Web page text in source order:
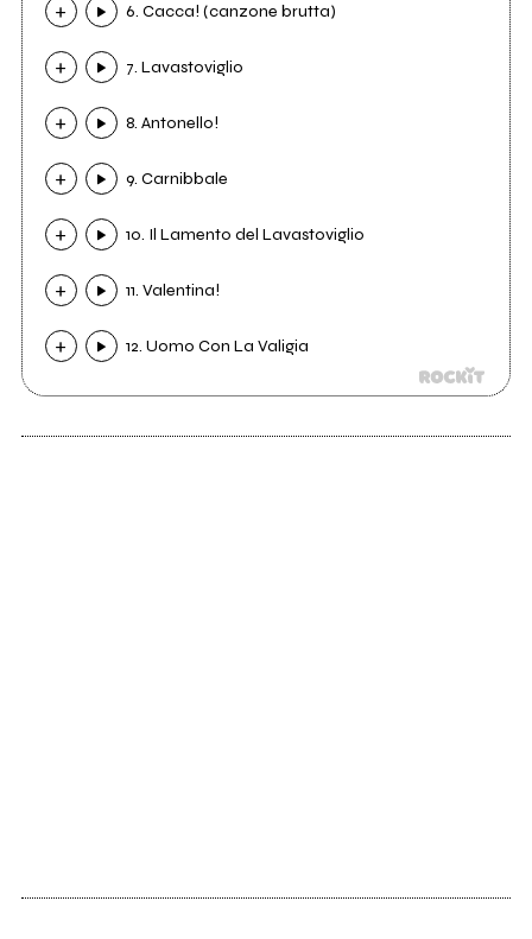
6. Cacca! (canzone brutta)
7. Lavastoviglio
8. Antonello!
9. Carnibbale
10. Il Lamento del Lavastoviglio
11. Valentina!
12. Uomo Con La Valigia